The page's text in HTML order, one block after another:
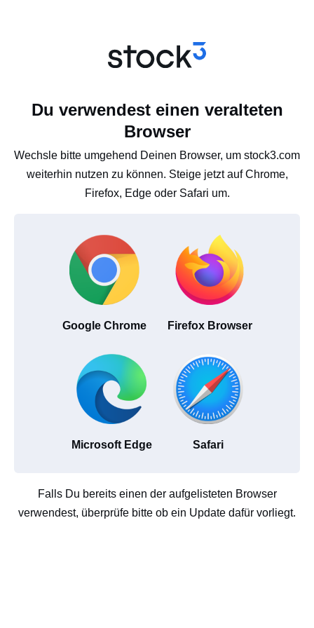
Du verwendest einen veralteten
Browser
Wechsle bitte umgehend Deinen Browser, um stock3.com
weiterhin nutzen zu können. Steige jetzt auf Chrome,
Firefox, Edge oder Safari um.
Google Chrome Firefox Browser
Microsoft Edge Safari
Falls Du bereits einen der aufgelisteten Browser
verwendest, überprüfe bitte ob ein Update dafür vorliegt.